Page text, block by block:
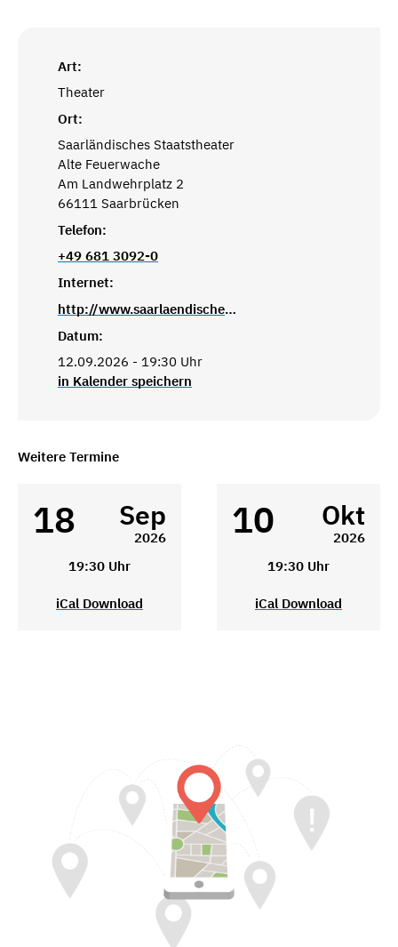
Art:
Theater
Ort:
Saarländisches Staatstheater
Alte Feuerwache
Am Landwehrplatz 2
66111 Saarbrücken
Telefon:
+49 681 3092-0
Internet:
http://www.saarlaendisches-staatstheater.de
Datum:
12.09.2026 - 19:30 Uhr
in Kalender speichern
Weitere Termine
18 Sep
2026
19:30 Uhr
iCal Download
10 Okt
2026
19:30 Uhr
iCal Download